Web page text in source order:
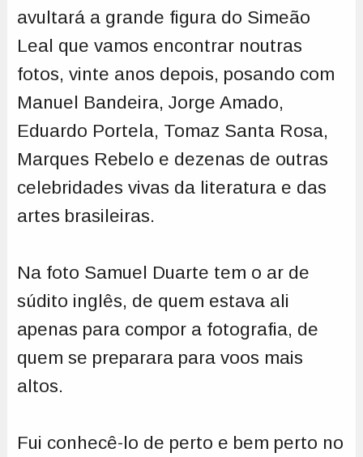
avultará a grande figura do Simeão
Leal que vamos encontrar noutras
fotos, vinte anos depois, posando com
Manuel Bandeira, Jorge Amado,
Eduardo Portela, Tomaz Santa Rosa,
Marques Rebelo e dezenas de outras
celebridades vivas da literatura e das
artes brasileiras.
Na foto Samuel Duarte tem o ar de
súdito inglês, de quem estava ali
apenas para compor a fotografia, de
quem se preparara para voos mais
altos.
Fui conhecê-lo de perto e bem perto no